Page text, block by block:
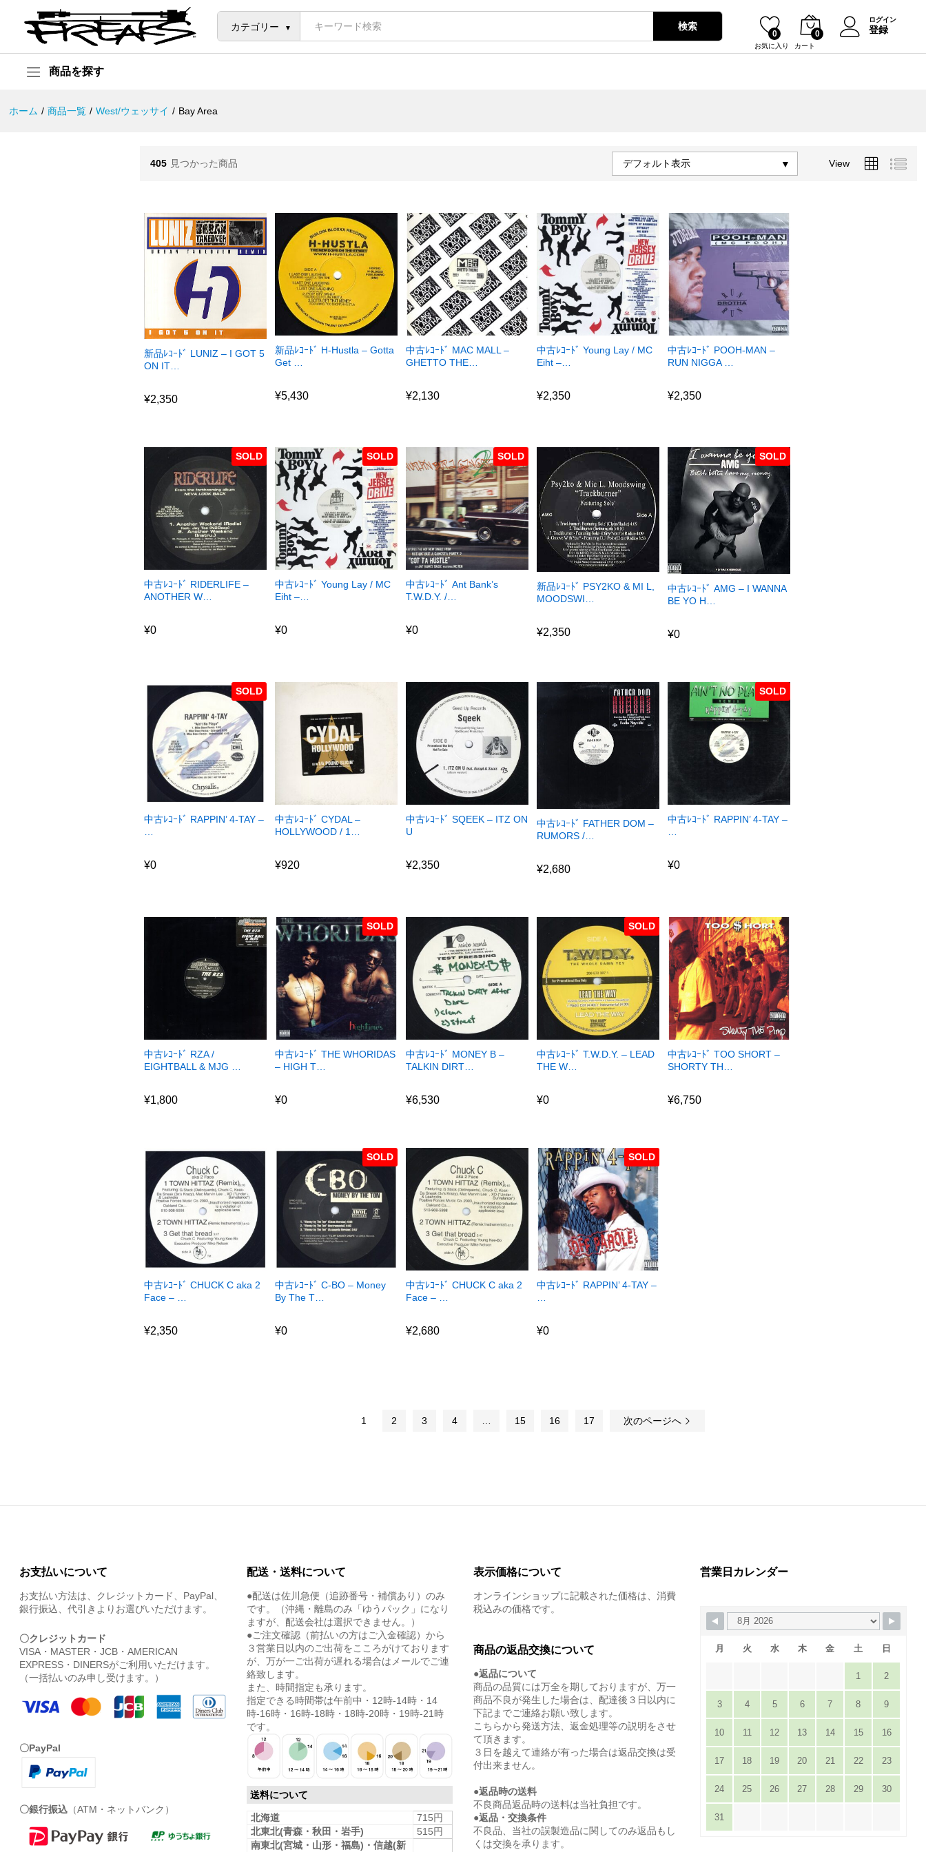
カテゴリー 検索
お気に入り
0
カート
0
ログイン
登録
商品を探す
ホーム / 商品一覧 / West/ウェッサイ / Bay Area
405 見つかった商品 View
デフォルト表示
新品ﾚｺｰﾄﾞ LUNIZ – I GOT 5
ON IT…
¥2,350
新品ﾚｺｰﾄﾞ H-Hustla – Gotta
Get …
¥5,430
中古ﾚｺｰﾄﾞ MAC MALL –
GHETTO THE…
¥2,130
中古ﾚｺｰﾄﾞ Young Lay / MC
Eiht –…
¥2,350
中古ﾚｺｰﾄﾞ POOH-MAN –
RUN NIGGA …
¥2,350
SOLD
中古ﾚｺｰﾄﾞ RIDERLIFE –
ANOTHER W…
¥0
SOLD
中古ﾚｺｰﾄﾞ Young Lay / MC
Eiht –…
¥0
SOLD
中古ﾚｺｰﾄﾞ Ant Bank’s
T.W.D.Y. /…
¥0
新品ﾚｺｰﾄﾞ PSY2KO & MI L,
MOODSWI…
¥2,350
SOLD
中古ﾚｺｰﾄﾞ AMG – I WANNA
BE YO H…
¥0
SOLD
中古ﾚｺｰﾄﾞ RAPPIN’ 4-TAY –
¥0
中古ﾚｺｰﾄﾞ CYDAL –
HOLLYWOOD / 1…
¥920
中古ﾚｺｰﾄﾞ SQEEK – ITZ ON
U
¥2,350
中古ﾚｺｰﾄﾞ FATHER DOM –
RUMORS /…
¥2,680
SOLD
中古ﾚｺｰﾄﾞ RAPPIN’ 4-TAY –
¥0
中古ﾚｺｰﾄﾞ RZA /
EIGHTBALL & MJG …
¥1,800
SOLD
中古ﾚｺｰﾄﾞ THE WHORIDAS
– HIGH T…
¥0
中古ﾚｺｰﾄﾞ MONEY B –
TALKIN DIRT…
¥6,530
SOLD
中古ﾚｺｰﾄﾞ T.W.D.Y. – LEAD
THE W…
¥0
中古ﾚｺｰﾄﾞ TOO SHORT –
SHORTY TH…
¥6,750
中古ﾚｺｰﾄﾞ CHUCK C aka 2
Face – …
¥2,350
SOLD
中古ﾚｺｰﾄﾞ C-BO – Money
By The T…
¥0
中古ﾚｺｰﾄﾞ CHUCK C aka 2
Face – …
¥2,680
SOLD
中古ﾚｺｰﾄﾞ RAPPIN’ 4-TAY –
¥0
1 2 3 4 15 16 17 次のページへ
お支払いについて
お支払い方法は、クレジットカード、PayPal、
銀行振込、代引きよりお選びいただけます。
〇クレジットカード
VISA・MASTER・JCB・AMERICAN
EXPRESS・DINERSがご利用いただけます。
（一括払いのみ申し受けます。）
〇PayPal
〇銀行振込 （ATM・ネットバンク）
配送・送料について
●配送は佐川急便（追跡番号・補償あり）のみ
です。（沖縄・離島のみ「ゆうパック」になり
ますが、配送会社は選択できません。）
●ご注文確認（前払いの方はご入金確認）から
３営業日以内のご出荷をこころがけております
が、万が一ご出荷が遅れる場合はメールでご連
絡致します。
また、時間指定も承ります。
指定できる時間帯は午前中・12時-14時・14
時-16時・16時-18時・18時-20時・19時-21時
です。
送料について
北海道
715円
北東北(青森・秋田・岩手)
515円
南東北(宮城・山形・福島)・信越(新
表示価格について
オンラインショップに記載された価格は、消費
税込みの価格です。
商品の返品交換について
●返品について
商品の品質には万全を期しておりますが、万一
商品不良が発生した場合は、配達後３日以内に
下記までご連絡お願い致します。
こちらから発送方法、返金処理等の説明をさせ
て頂きます。
３日を越えて連絡が有った場合は返品交換は受
付出来ません。
●返品時の送料
不良商品返品時の送料は当社負担です。
●返品・交換条件
不良品、当社の誤製造品に関してのみ返品もし
くは交換を承ります。
営業日カレンダー
月 火 水 木 金 土 日
1 2
3 4 5 6 7 8 9
10 11 12 13 14 15 16
17 18 19 20 21 22 23
24 25 26 27 28 29 30
31